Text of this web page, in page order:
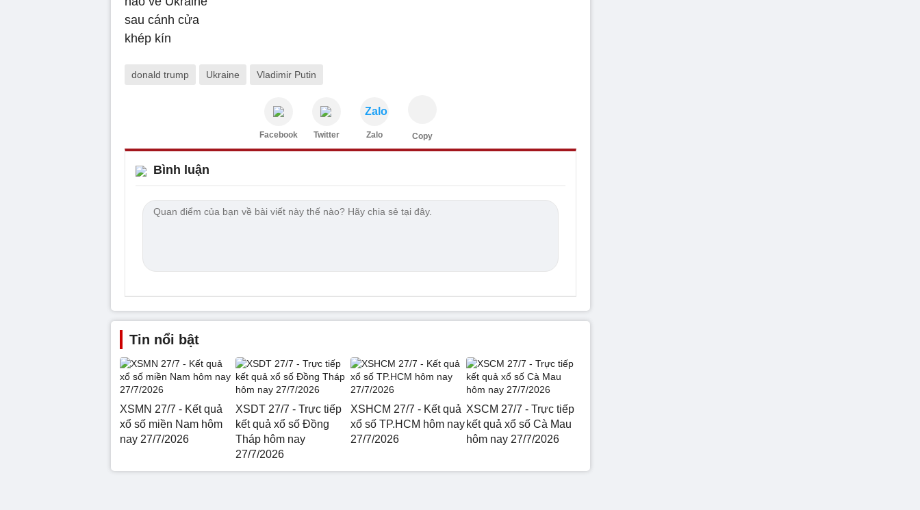
donald trump Ukraine Vladimir Putin
Facebook Twitter
Zalo
Zalo Copy
Bình luận
Tin nổi bật
XSMN 27/7 - Kết quả
xổ số miền Nam hôm
nay 27/7/2026
XSDT 27/7 - Trực tiếp
kết quả xổ số Đồng
Tháp hôm nay
27/7/2026
XSHCM 27/7 - Kết quả
xổ số TP.HCM hôm nay
27/7/2026
XSCM 27/7 - Trực tiếp
kết quả xổ số Cà Mau
hôm nay 27/7/2026